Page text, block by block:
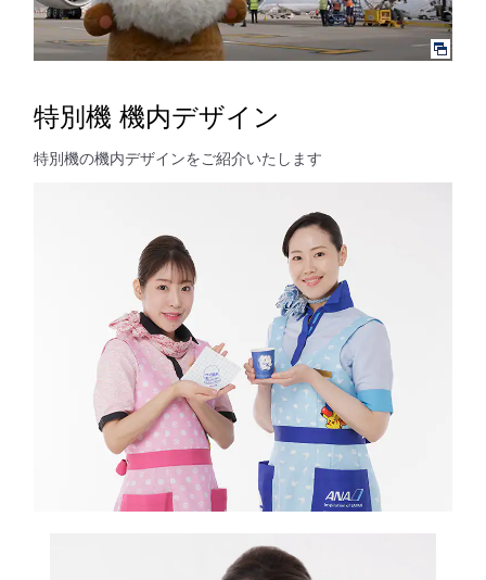
特別機 機内デザイン
特別機の機内デザインをご紹介いたします